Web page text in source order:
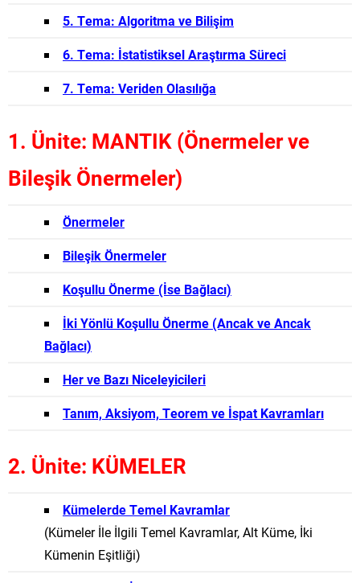
5. Tema: Algoritma ve Bilişim
6. Tema: İstatistiksel Araştırma Süreci
7. Tema: Veriden Olasılığa
1. Ünite: MANTIK (Önermeler ve
Bileşik Önermeler)
Önermeler
Bileşik Önermeler
Koşullu Önerme (İse Bağlacı)
İki Yönlü Koşullu Önerme (Ancak ve Ancak
Bağlacı)
Her ve Bazı Niceleyicileri
Tanım, Aksiyom, Teorem ve İspat Kavramları
2. Ünite: KÜMELER
Kümelerde Temel Kavramlar
(Kümeler İle İlgili Temel Kavramlar, Alt Küme, İki
Kümenin Eşitliği)